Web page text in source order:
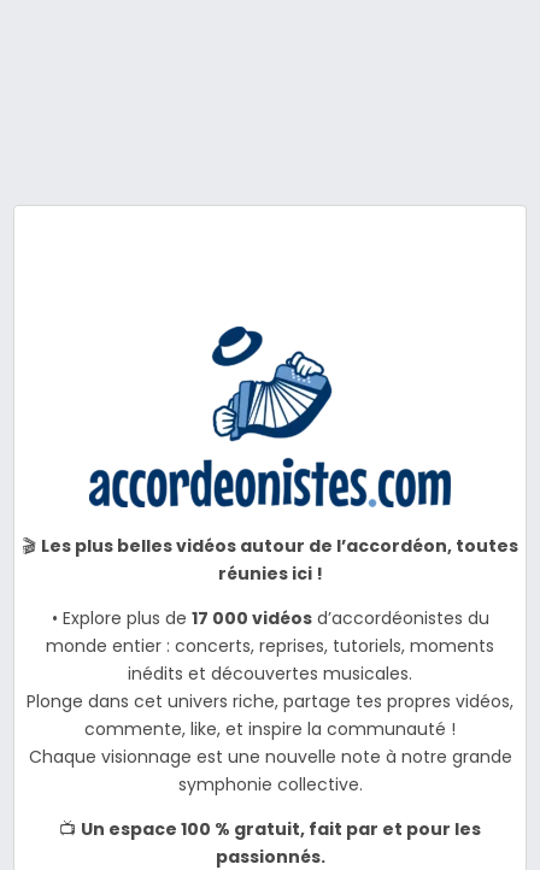
🎬 Les plus belles vidéos autour de l’accordéon, toutes
réunies ici !
• Explore plus de 17 000 vidéosd’accordéonistes du
monde entier : concerts, reprises, tutoriels, moments
inédits et découvertes musicales.
Plonge dans cet univers riche, partage tes propres vidéos,
commente, like, et inspire la communauté !
Chaque visionnage est une nouvelle note à notre grande
symphonie collective.
📺 Un espace 100 % gratuit, fait par et pour les
passionnés.